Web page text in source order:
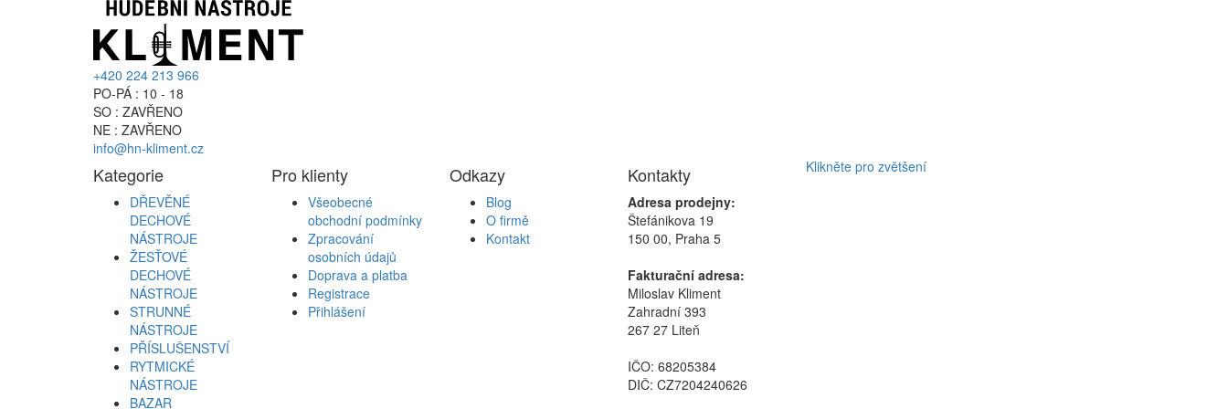
+420 224 213 966
PO-PÁ : 10 - 18
SO : ZAVŘENO
NE : ZAVŘENO
info@hn-kliment.cz
Kategorie
DŘEVĚNÉ
DECHOVÉ
NÁSTROJE
ŽESŤOVÉ
DECHOVÉ
NÁSTROJE
STRUNNÉ
NÁSTROJE
PŘÍSLUŠENSTVÍ
RYTMICKÉ
NÁSTROJE
BAZAR
Pro klienty
Všeobecné
obchodní podmínky
Zpracování
osobních údajů
Doprava a platba
Registrace
Přihlášení
Odkazy
Blog
O firmě
Kontakt
Kontakty
Adresa prodejny:
Štefánikova 19
150 00, Praha 5
Fakturační adresa:
Miloslav Kliment
Zahradní 393
267 27 Liteň
IČO: 68205384
DIČ: CZ7204240626
Klikněte pro zvětšení